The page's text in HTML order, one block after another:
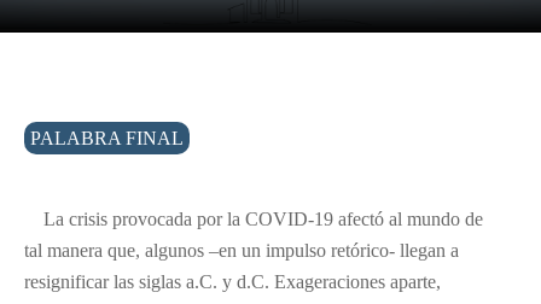
PALABRA FINAL
La crisis provocada por la COVID-19 afectó al mundo de
tal manera que, algunos –en un impulso retórico- llegan a
resignificar las siglas a.C. y d.C. Exageraciones aparte,